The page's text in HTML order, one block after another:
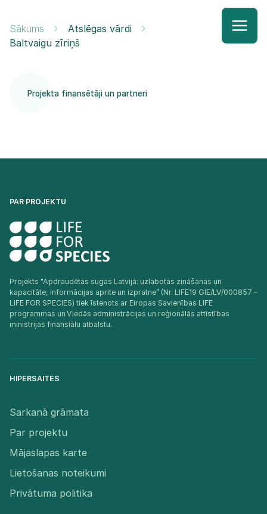
Sākums
Atslēgas vārdi
Baltvaigu zīriņš
Projekta finansētāji un partneri
PAR PROJEKTU
Projekts "Apdraudētas sugas Latvijā: uzlabotas zināšanas un
kapacitāte, informācijas aprite un izpratne” (Nr. LIFE19 GIE/LV/000857 –
LIFE FOR SPECIES) tiek īstenots ar Eiropas Savienības LIFE
programmas un Viedās administrācijas un reģionālās attīstības
ministrijas finansiālu atbalstu.​
HIPERSAITES
Sarkanā grāmata
Par projektu
Mājaslapas karte
Lietošanas noteikumi
Privātuma politika